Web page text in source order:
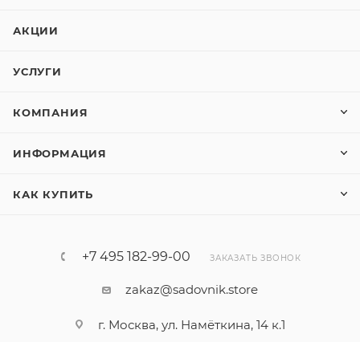
АКЦИИ
УСЛУГИ
КОМПАНИЯ
ИНФОРМАЦИЯ
КАК КУПИТЬ
+7 495 182-99-00 ЗАКАЗАТЬ ЗВОНОК
zakaz@sadovnik.store
г. Москва, ул. Намёткина, 14 к.1